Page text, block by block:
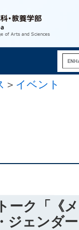
＞ イベント
ーク「《
ジェンダ